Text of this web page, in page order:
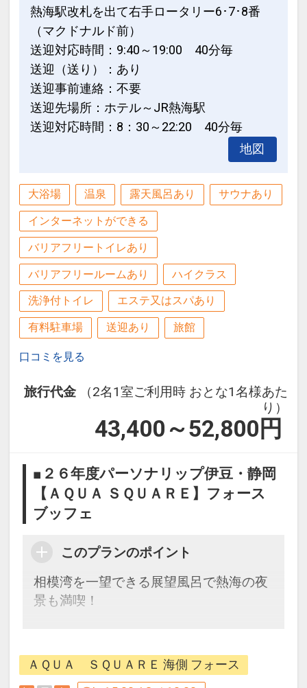
熱海駅改札を出て右手ロータリー6･7･8番
（マクドナルド前）
送迎対応時間：9:40～19:00 40分毎
送迎（送り）：あり
送迎事前連絡：不要
送迎先場所：ホテル～JR熱海駅
送迎対応時間：8：30～22:20 40分毎
地図
大浴場 温泉 露天風呂あり サウナあり
インターネットができる
バリアフリートイレあり
バリアフリールームあり ハイクラス
洗浄付トイレ エステ又はスパあり
有料駐車場 送迎あり 旅館
口コミを見る
旅行代金
（2名1室ご利用時 おとな1名様あた
り）
43,400～52,800 円
■２６年度パーソナリップ伊豆・静岡
【ＡＱＵＡ ＳＱＵＡＲＥ】フォース
ブッフェ
このプランのポイント
相模湾を一望できる展望風呂で熱海の夜
景も満喫！
す
連泊の場合、
ＡＱＵＡ ＳＱＵＡＲＥ 海側 フォース